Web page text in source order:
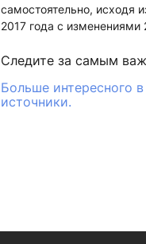
самостоятельно, исходя
2017 года с
Следите за самым
Больше интересного
источники.